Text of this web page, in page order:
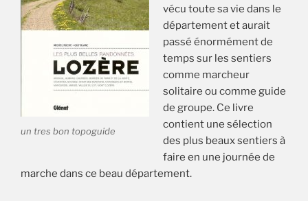
un tres bon topoguide
vécu toute sa vie dans le
département et aurait
passé énormément de
temps sur les sentiers
comme marcheur
solitaire ou comme guide
de groupe. Ce livre
contient une sélection
des plus beaux sentiers à
faire en une journée de
marche dans ce beau département.